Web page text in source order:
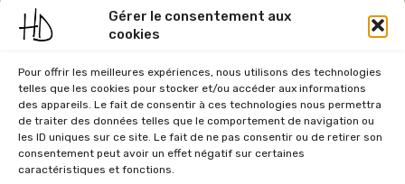
Gérer le consentement aux
cookies
Pour offrir les meilleures expériences, nous utilisons des technologies
telles que les cookies pour stocker et/ou accéder aux informations
des appareils. Le fait de consentir à ces technologies nous permettra
de traiter des données telles que le comportement de navigation ou
les ID uniques sur ce site. Le fait de ne pas consentir ou de retirer son
consentement peut avoir un effet négatif sur certaines
caractéristiques et fonctions.
Acceptation RGPD
*
J'accepte la politique de confidentialité du
site Home & Déco